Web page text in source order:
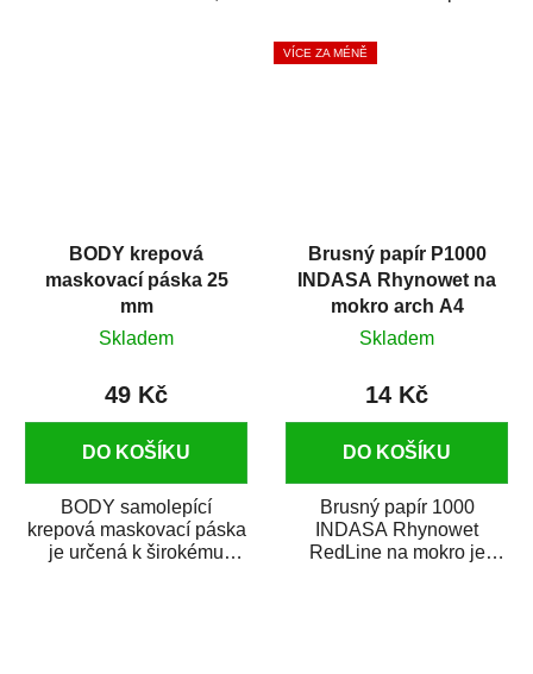
vrchních...
BODY krepová
maskovací páska 25
mm
Skladem
49 Kč
DO KOŠÍKU
BODY samolepící
krepová maskovací páska
je určená k širokému
VÍCE ZA MÉNĚ
Brusný papír P1000
INDASA Rhynowet na
mokro arch A4
Skladem
14 Kč
DO KOŠÍKU
Brusný papír 1000
INDASA Rhynowet
RedLine na mokro je